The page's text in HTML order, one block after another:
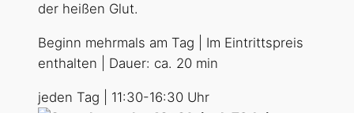
der heißen Glut.
Beginn mehrmals am Tag | Im Eintrittspreis
enthalten | Dauer: ca. 20 min
jeden Tag | 11:30-16:30 Uhr